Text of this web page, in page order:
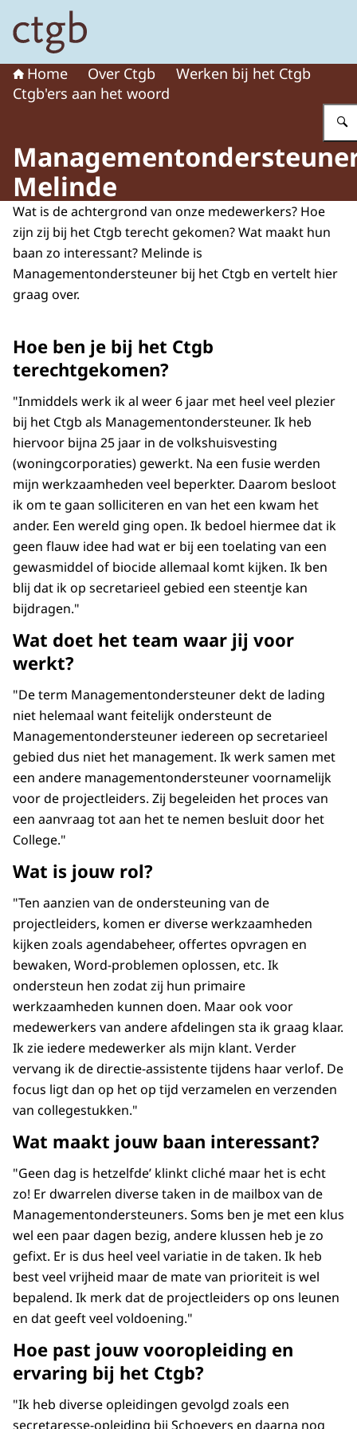
Naar de homepage van College voor de toelating van
Home Over Ctgb
Werken bij het Ctgb
Ctgb'ers aan het woord
Melinde
Wat is de achtergrond van onze medewerkers? Hoe
zijn zij bij het Ctgb terecht gekomen? Wat maakt hun
baan zo interessant? Melinde is
Managementondersteuner bij het Ctgb en vertelt hier
graag over.
Hoe ben je bij het Ctgb
terechtgekomen?
"Inmiddels werk ik al weer 6 jaar met heel veel plezier
bij het Ctgb als Managementondersteuner. Ik heb
hiervoor bijna 25 jaar in de volkshuisvesting
(woningcorporaties) gewerkt. Na een fusie werden
mijn werkzaamheden veel beperkter. Daarom besloot
ik om te gaan solliciteren en van het een kwam het
ander. Een wereld ging open. Ik bedoel hiermee dat ik
geen flauw idee had wat er bij een toelating van een
gewasmiddel of biocide allemaal komt kijken. Ik ben
blij dat ik op secretarieel gebied een steentje kan
bijdragen."
Wat doet het team waar jij voor
werkt?
"De term Managementondersteuner dekt de lading
niet helemaal want feitelijk ondersteunt de
Managementondersteuner iedereen op secretarieel
gebied dus niet het management. Ik werk samen met
een andere managementondersteuner voornamelijk
voor de projectleiders. Zij begeleiden het proces van
een aanvraag tot aan het te nemen besluit door het
College."
Wat is jouw rol?
"Ten aanzien van de ondersteuning van de
projectleiders, komen er diverse werkzaamheden
kijken zoals agendabeheer, offertes opvragen en
bewaken, Word-problemen oplossen, etc. Ik
ondersteun hen zodat zij hun primaire
werkzaamheden kunnen doen. Maar ook voor
medewerkers van andere afdelingen sta ik graag klaar.
Ik zie iedere medewerker als mijn klant. Verder
vervang ik de directie-assistente tijdens haar verlof. De
focus ligt dan op het op tijd verzamelen en verzenden
van collegestukken."
Wat maakt jouw baan interessant?
"Geen dag is hetzelfde’ klinkt cliché maar het is echt
zo! Er dwarrelen diverse taken in de mailbox van de
Managementondersteuners. Soms ben je met een klus
wel een paar dagen bezig, andere klussen heb je zo
gefixt. Er is dus heel veel variatie in de taken. Ik heb
best veel vrijheid maar de mate van prioriteit is wel
bepalend. Ik merk dat de projectleiders op ons leunen
en dat geeft veel voldoening."
Hoe past jouw vooropleiding en
ervaring bij het Ctgb?
"Ik heb diverse opleidingen gevolgd zoals een
secretaresse-opleiding bij Schoevers en daarna nog